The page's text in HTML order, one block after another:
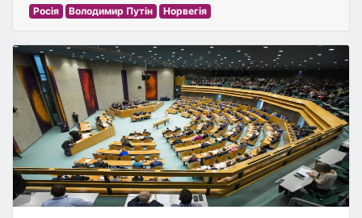
Росія Володимир Путін Норвегія